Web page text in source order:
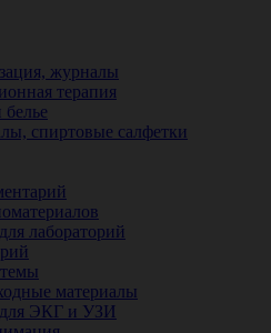
журналы
терапия
спиртовые салфетки
лабораторий
материалы
для ЭКГ и УЗИ